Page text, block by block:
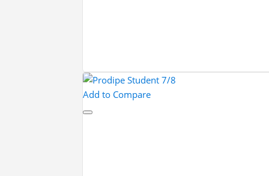
Add to Compare